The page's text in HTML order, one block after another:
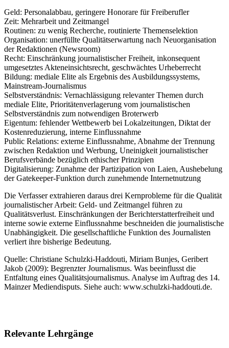
Geld: Personalabbau, geringere Honorare für Freiberufler
Zeit: Mehrarbeit und Zeitmangel
Routinen: zu wenig Recherche, routinierte Themenselektion
Organisation: unerfüllte Qualitätserwartung nach Neuorganisation
der Redaktionen (Newsroom)
Recht: Einschränkung journalistischer Freiheit, inkonsequent
umgesetztes Akteneinsichtsrecht, geschwächtes Urheberrecht
Bildung: mediale Elite als Ergebnis des Ausbildungssystems,
Mainstream-Journalismus
Selbstverständnis: Vernachlässigung relevanter Themen durch
mediale Elite, Prioritätenverlagerung vom journalistischen
Selbstverständnis zum notwendigen Broterwerb
Eigentum: fehlender Wettbewerb bei Lokalzeitungen, Diktat der
Kostenreduzierung, interne Einflussnahme
Public Relations: externe Einflussnahme, Abnahme der Trennung
zwischen Redaktion und Werbung, Uneinigkeit journalistischer
Berufsverbände bezüglich ethischer Prinzipien
Digitalisierung: Zunahme der Partizipation von Laien, Aushebelung
der Gatekeeper-Funktion durch zunehmende Internetnutzung
Die Verfasser extrahieren daraus drei Kernprobleme für die Qualität
journalistischer Arbeit: Geld- und Zeitmangel führen zu
Qualitätsverlust. Einschränkungen der Berichterstatterfreiheit und
interne sowie externe Einflussnahme beschneiden die journalistische
Unabhängigkeit. Die gesellschaftliche Funktion des Journalisten
verliert ihre bisherige Bedeutung.
Quelle: Christiane Schulzki-Haddouti, Miriam Bunjes, Geribert
Jakob (2009): Begrenzter Journalismus. Was beeinflusst die
Entfaltung eines Qualitätsjournalismus. Analyse im Auftrag des 14.
Mainzer Mediendisputs. Siehe auch: www.schulzki-haddouti.de.
Relevante Lehrgänge